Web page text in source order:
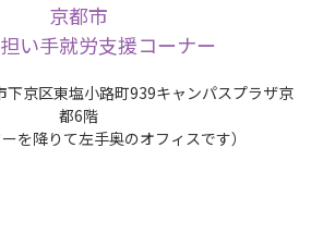
京都市
い手就労支援コーナー
京区東塩小路町939キャンパスプラザ京
都6階
ーを降りて左手奥のオフィスです）